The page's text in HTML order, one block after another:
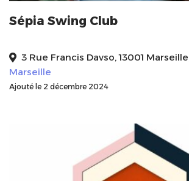
Sépia Swing Club
3 Rue Francis Davso, 13001
Marseille
Ajouté le 2 décembre 2024